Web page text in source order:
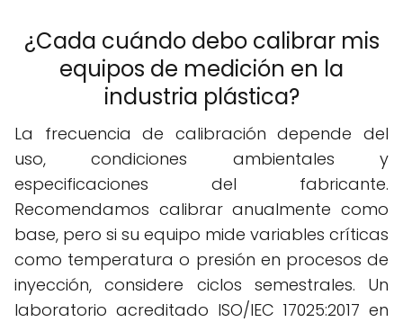
¿Cada cuándo debo calibrar mis
equipos de medición en la
industria plástica?
La frecuencia de calibración depende del
uso, condiciones ambientales y
especificaciones del fabricante.
Recomendamos calibrar anualmente como
base, pero si su equipo mide variables críticas
como temperatura o presión en procesos de
inyección, considere ciclos semestrales. Un
laboratorio acreditado ISO/IEC 17025:2017 en